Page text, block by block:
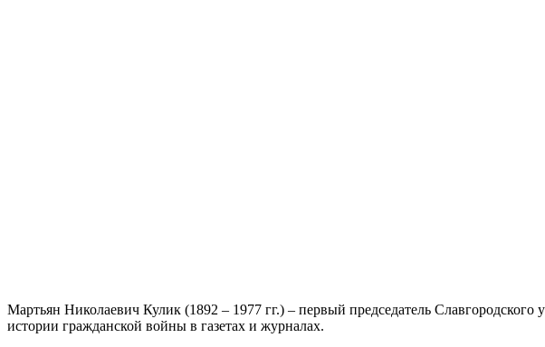
Мартьян Николаевич Кулик (1892 – 1977 гг.) – первый председатель
истории гражданской войны в газетах и журналах.